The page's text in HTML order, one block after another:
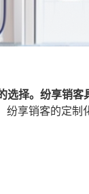
择。纷享销
纷享销客的定制